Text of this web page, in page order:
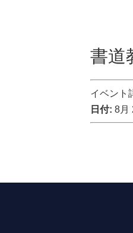
書道
イベント
日付: 8月